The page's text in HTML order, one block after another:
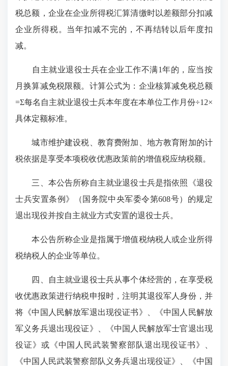
税总额，企业在企业所得税汇算清缴时以差额部分扣减
企业所得税。当年扣减不完的，不再结转以后年度扣
减。
自主就业退役士兵在企业工作不满1年的，应当按
月换算减免税限额。计算公式为：企业核算减免税总额
=Σ每名自主就业退役士兵本年度在本单位工作月份÷12×
具体定额标准。
城市维护建设税、教育费附加、地方教育附加的计
税依据是享受本项税收优惠政策前的增值税应纳税额。
三、本公告所称自主就业退役士兵是指依照《退役
士兵安置条例》（国务院中央军委令第608号）的规定
退出现役并按自主就业方式安置的退役士兵。
本公告所称企业是指属于增值税纳税人或企业所得
税纳税人的企业等单位。
四、自主就业退役士兵从事个体经营的，在享受税
收优惠政策进行纳税申报时，注明其退役军人身份，并
将《中国人民解放军退出现役证书》、《中国人民解放
军义务兵退出现役证》、《中国人民解放军士官退出现
役证》或《中国人民武装警察部队退出现役证书》、
《中国人民武装警察部队义务兵退出现役证》、《中国